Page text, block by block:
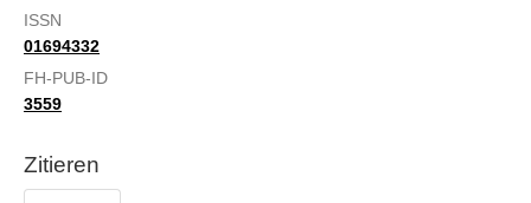
ISSN
01694332
FH-PUB-ID
3559
Zitieren